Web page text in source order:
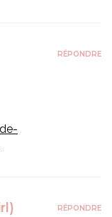
RÉPONDRE
RÉPONDRE